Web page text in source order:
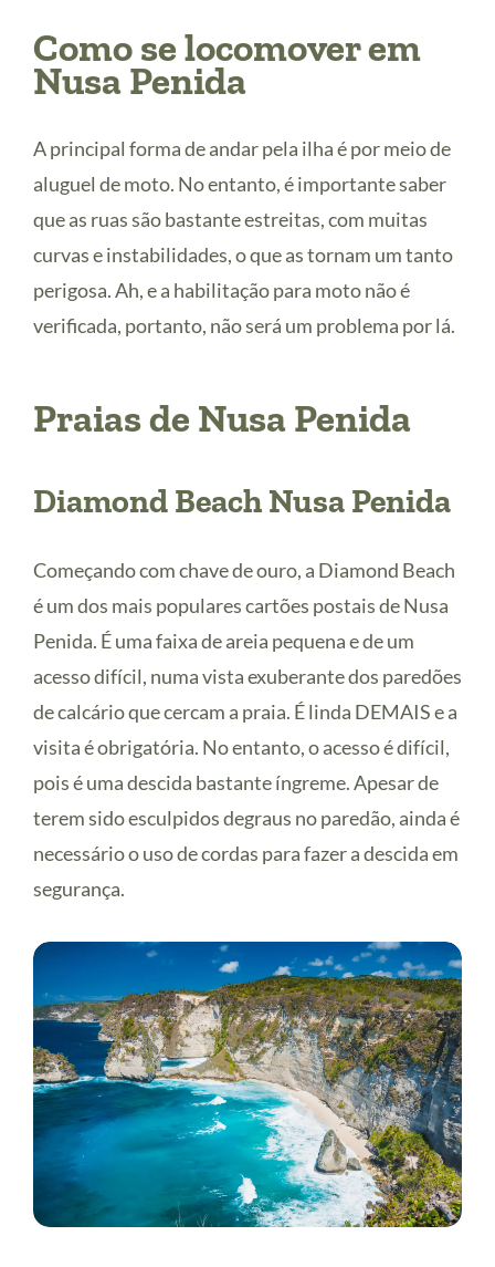
Como se locomover em
Nusa Penida
A principal forma de andar pela ilha é por meio de
aluguel de moto. No entanto, é importante saber
que as ruas são bastante estreitas, com muitas
curvas e instabilidades, o que as tornam um tanto
perigosa. Ah, e a habilitação para moto não é
verificada, portanto, não será um problema por lá.
Praias de Nusa Penida
Diamond Beach Nusa Penida
Começando com chave de ouro, a Diamond Beach
é um dos mais populares cartões postais de Nusa
Penida. É uma faixa de areia pequena e de um
acesso difícil, numa vista exuberante dos paredões
de calcário que cercam a praia. É linda DEMAIS e a
visita é obrigatória. No entanto, o acesso é difícil,
pois é uma descida bastante íngreme. Apesar de
terem sido esculpidos degraus no paredão, ainda é
necessário o uso de cordas para fazer a descida em
segurança.